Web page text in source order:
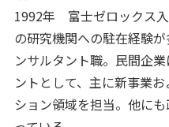
1992年 富士ゼロックス
の研究機関への駐在経験
ンサルタント職。民間企
ントとして、主に新事業
ション領域を担当。他に